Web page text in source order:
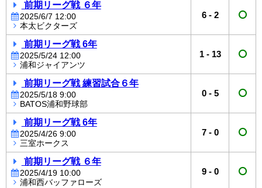
前期リーグ戦 ６年
2025/6/7 12:00
本太ビクターズ
6- 2
前期リーグ戦 6年
2025/5/24 12:00
浦和ジャイアンツ
1- 13
前期リーグ戦 練習試合６年
2025/5/18 9:00
BATOS浦和野球部
0- 5
前期リーグ戦 6年
2025/4/26 9:00
三室ホークス
7- 0
前期リーグ戦 ６年
2025/4/19 10:00
浦和西バッファローズ
9- 0